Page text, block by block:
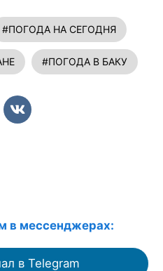
#ПОГОДА НА СЕГОДНЯ
#ПОГОДА В БАКУ
в мессенджерах:
в Telegram